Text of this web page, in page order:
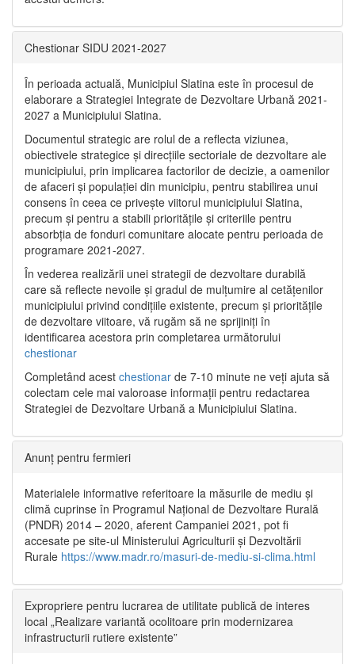
Chestionar SIDU 2021-2027
În perioada actuală, Municipiul Slatina este în procesul de
elaborare a Strategiei Integrate de Dezvoltare Urbană 2021‐
2027 a Municipiului Slatina.
Documentul strategic are rolul de a reflecta viziunea,
obiectivele strategice și direcțiile sectoriale de dezvoltare ale
municipiului, prin implicarea factorilor de decizie, a oamenilor
de afaceri și populației din municipiu, pentru stabilirea unui
consens în ceea ce privește viitorul municipiului Slatina,
precum și pentru a stabili prioritățile și criteriile pentru
absorbția de fonduri comunitare alocate pentru perioada de
programare 2021-2027.
În vederea realizării unei strategii de dezvoltare durabilă
care să reflecte nevoile și gradul de mulțumire al cetățenilor
municipiului privind condițiile existente, precum și prioritățile
de dezvoltare viitoare, vă rugăm să ne sprijiniți în
identificarea acestora prin completarea următorului
chestionar
Completând acest chestionar de 7-10 minute ne veți ajuta să
colectam cele mai valoroase informații pentru redactarea
Strategiei de Dezvoltare Urbană a Municipiului Slatina.
Anunț pentru fermieri
Materialele informative referitoare la măsurile de mediu și
climă cuprinse în Programul Național de Dezvoltare Rurală
(PNDR) 2014 – 2020, aferent Campaniei 2021, pot fi
accesate pe site-ul Ministerului Agriculturii și Dezvoltării
Rurale https://www.madr.ro/masuri-de-mediu-si-clima.html
Expropriere pentru lucrarea de utilitate publică de interes
local „Realizare variantă ocolitoare prin modernizarea
infrastructurii rutiere existente”